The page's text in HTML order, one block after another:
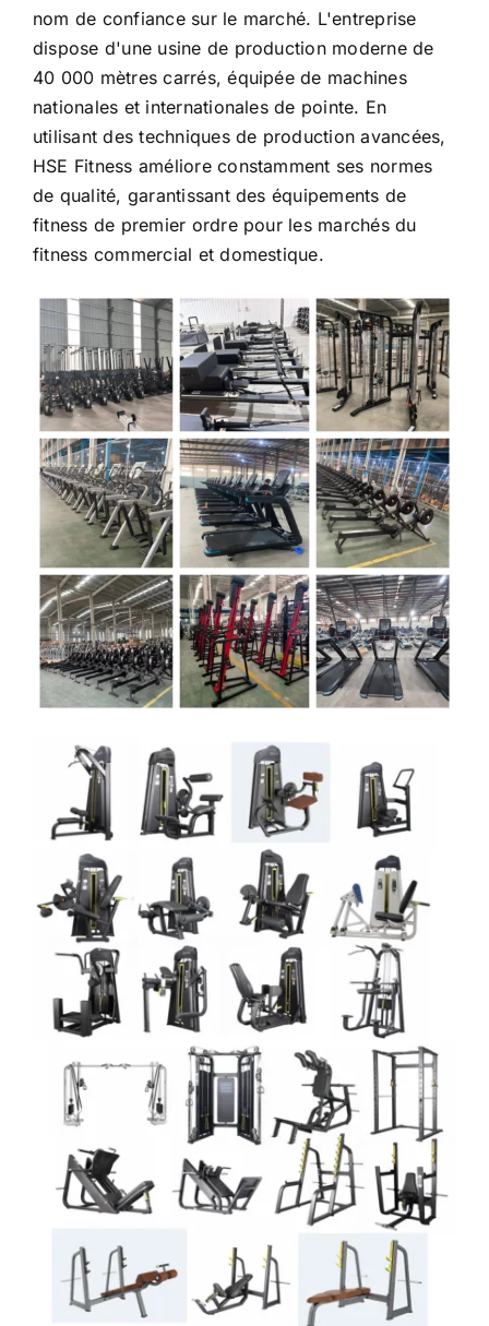
dispose d'une usine de production moderne de
40 000 mètres carrés, équipée de machines
nationales et internationales de pointe. En
utilisant des techniques de production avancées,
HSE Fitness améliore constamment ses normes
de qualité, garantissant des équipements de
fitness de premier ordre pour les marchés du
fitness commercial et domestique.